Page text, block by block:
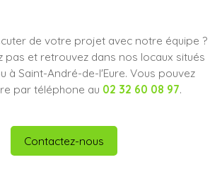
de votre projet avec notre équipe ?
pas et retrouvez dans nos locaux situés
à Saint-André-de-l'Eure. Vous pouvez
par téléphone au 02 32 60 08 97.
Contactez-nous